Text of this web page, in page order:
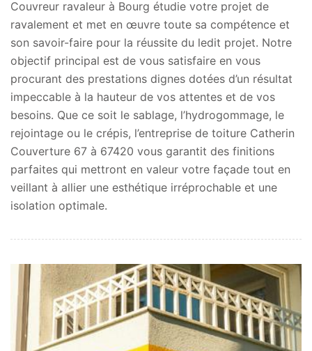
Couvreur ravaleur à Bourg étudie votre projet de
ravalement et met en œuvre toute sa compétence et
son savoir-faire pour la réussite du ledit projet. Notre
objectif principal est de vous satisfaire en vous
procurant des prestations dignes dotées d’un résultat
impeccable à la hauteur de vos attentes et de vos
besoins. Que ce soit le sablage, l’hydrogommage, le
rejointage ou le crépis, l’entreprise de toiture Catherin
Couverture 67 à 67420 vous garantit des finitions
parfaites qui mettront en valeur votre façade tout en
veillant à allier une esthétique irréprochable et une
isolation optimale.